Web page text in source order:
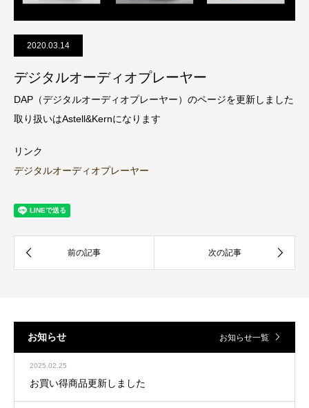
2020.03.14
デジタルオーディオプレーヤー
DAP（デジタルオーディオプレーヤー）のページを更新しました
取り扱いはAstell&Kernになります
リンク
デジタルオーディオプレーヤー
お知らせ お知らせ一覧
2025.02.25
お買い得商品更新しました